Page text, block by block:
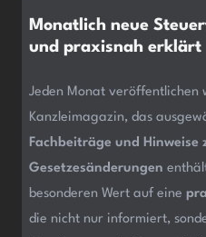
Monatlich neue
und praxisnah erklärt
Jeden Monat veröffentlichen
Kanzleimagazin, das
Fachbeiträge und Hinweise
Gesetzesänderungen
besonderen Wert auf eine
die nicht nur informiert,